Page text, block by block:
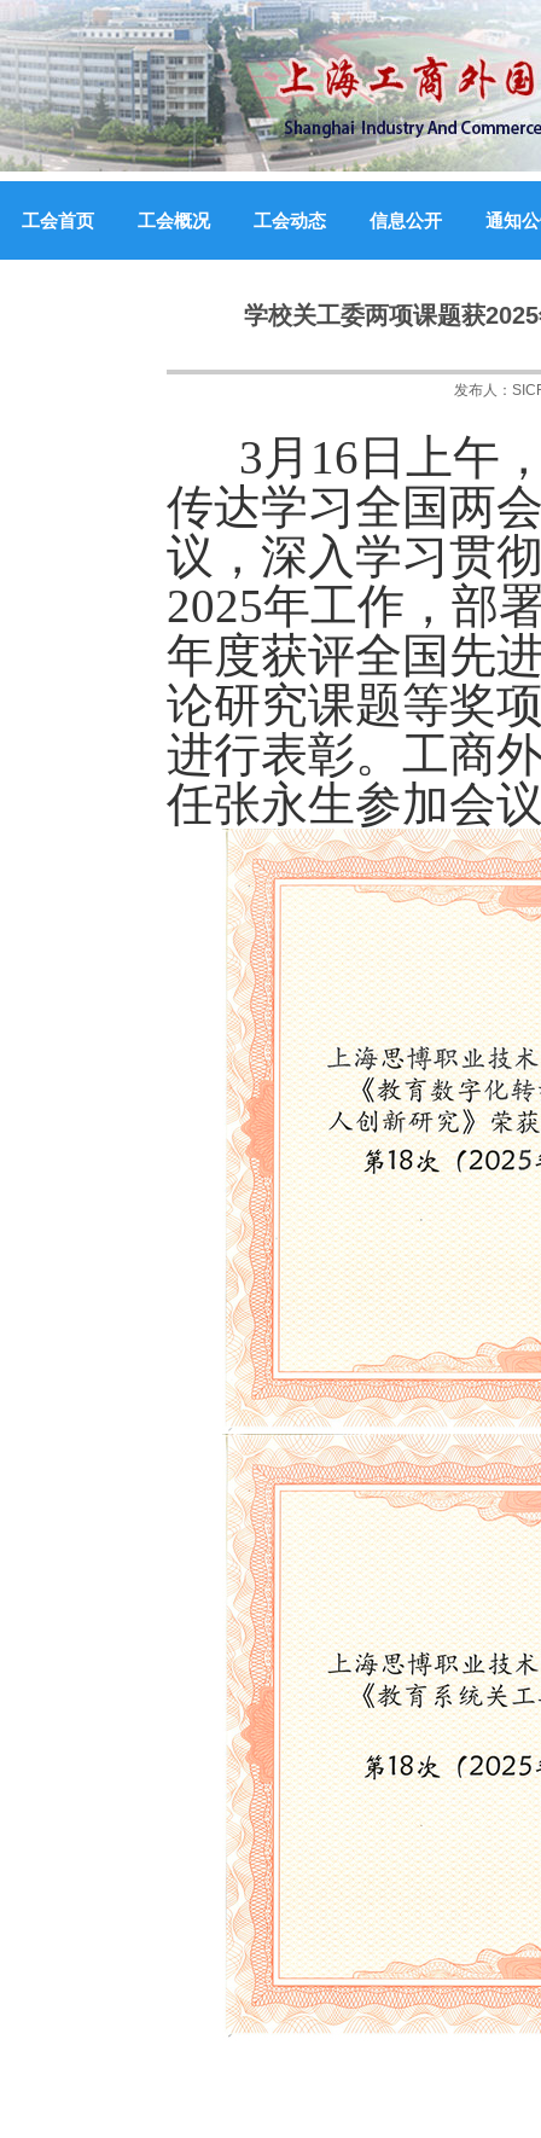
工会首页 工会概况 工会动态 信息公开 通知
学校关工委两项课题获
发布人：
3月16日上午，
传达学习全国两
议，深入学习贯
2025年工作，部
年度获评全国先
论研究课题等奖
进行表彰。工商
任张永生参加会